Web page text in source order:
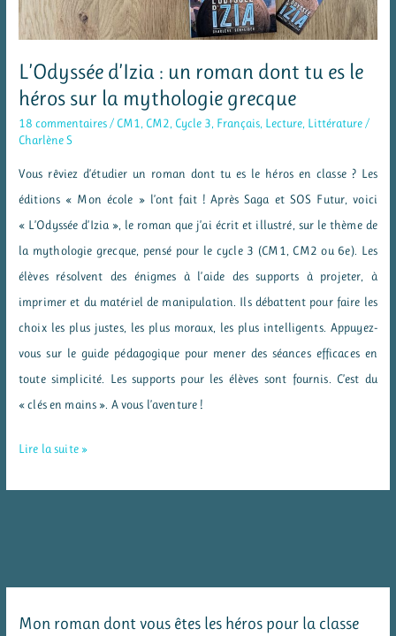
L’Odyssée d’Izia : un roman dont tu es le
héros sur la mythologie grecque
18 commentaires/ CM1, CM2, Cycle 3, Français, Lecture, Littérature/
Charlène S
Vous rêviez d’étudier un roman dont tu es le héros en classe ? Les
éditions « Mon école » l’ont fait ! Après Saga et SOS Futur, voici
« L’Odyssée d’Izia », le roman que j’ai écrit et illustré, sur le thème de
la mythologie grecque, pensé pour le cycle 3 (CM1, CM2 ou 6e). Les
élèves résolvent des énigmes à l’aide des supports à projeter, à
imprimer et du matériel de manipulation. Ils débattent pour faire les
choix les plus justes, les plus moraux, les plus intelligents. Appuyez-
vous sur le guide pédagogique pour mener des séances efficaces en
toute simplicité. Les supports pour les élèves sont fournis. C’est du
« clés en mains ». A vous l’aventure !
L’Odyssée
es
Lire la suite »
Mon roman dont vous êtes les héros pour la classe